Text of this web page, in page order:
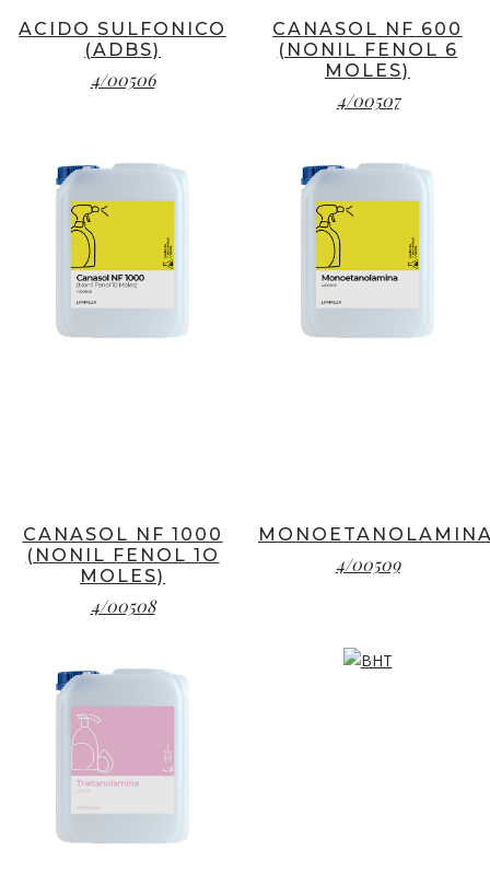
ACIDO SULFONICO
(ADBS)
4/00506
CANASOL NF 600
(NONIL FENOL 6
MOLES)
4/00507
CANASOL NF 1000
(NONIL FENOL 1O
MOLES)
4/00508
4/00509